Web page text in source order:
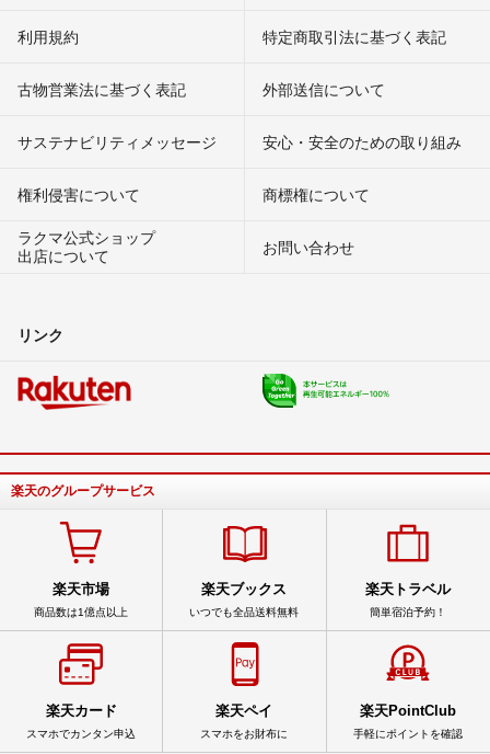
利用規約 特定商取引法に基づく表記
古物営業法に基づく表記 外部送信について
サステナビリティメッセージ 安心・安全のための取り組み
権利侵害について
商標権について
ラクマ公式ショップ
出店について
お問い合わせ
リンク
楽天のグループサービス
楽天市場
商品数は1億点以上
楽天ブックス
いつでも全品送料無料
楽天トラベル
簡単宿泊予約！
楽天カード
スマホでカンタン申込
楽天ペイ
スマホをお財布に
楽天PointClub
手軽にポイントを確認